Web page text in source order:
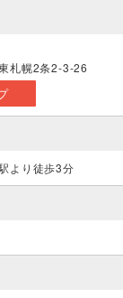
札幌2条2-3-26
より徒歩3分